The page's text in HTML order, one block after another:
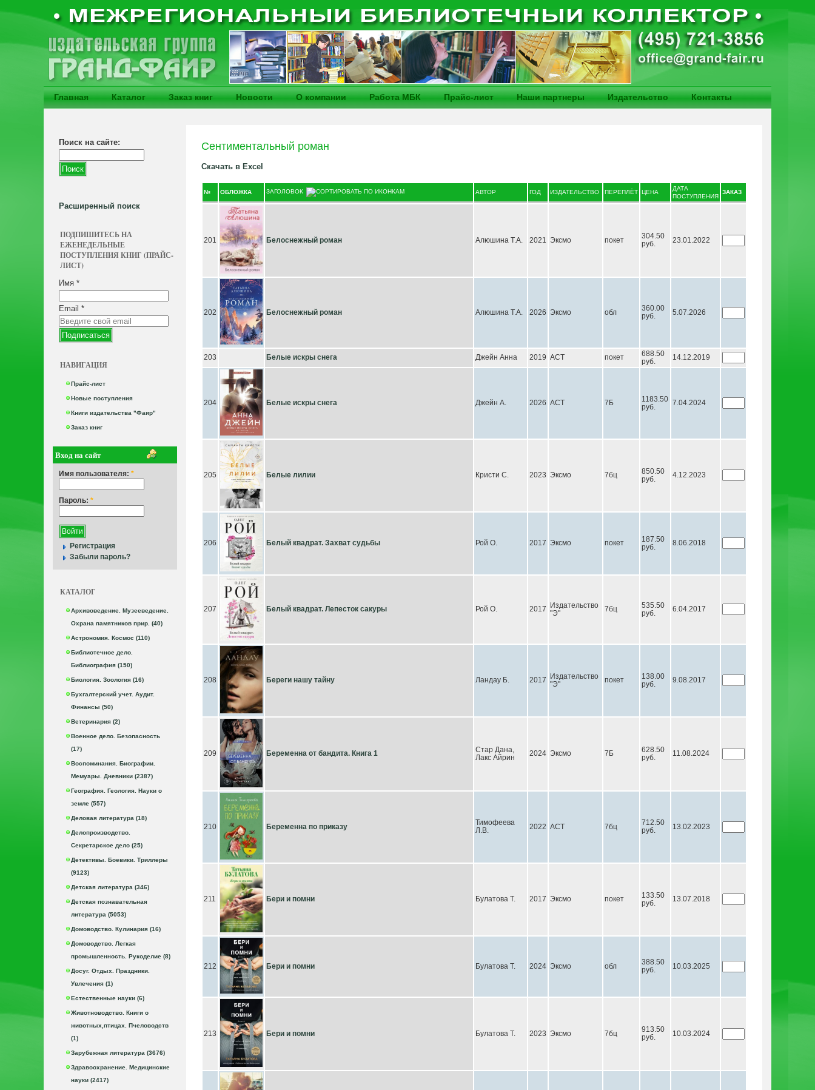
Главная Каталог Заказ книг Новости О компании Работа МБК Прайс-лист Наши партнеры Издательство Контакты
Поиск на сайте:
Расширенный поиск
ПОДПИШИТЕСЬ НА
ЕЖЕНЕДЕЛЬНЫЕ
ПОСТУПЛЕНИЯ КНИГ (ПРАЙС-
ЛИСТ)
Имя *
Email *
НАВИГАЦИЯ
Прайс-лист
Новые поступления
Книги издательства "Фаир"
Заказ книг
Вход на сайт
Имя пользователя: *
Пароль: *
Регистрация
Забыли пароль?
КАТАЛОГ
Архивоведение. Музееведение.
Охрана памятников прир. (40)
Астрономия. Космос (110)
Библиотечное дело.
Библиография (150)
Биология. Зоология (16)
Бухгалтерский учет. Аудит.
Финансы (50)
Ветеринария (2)
Военное дело. Безопасность
(17)
Воспоминания. Биографии.
Мемуары. Дневники (2387)
География. Геология. Науки о
земле (557)
Деловая литература (18)
Делопроизводство.
Секретарское дело (25)
Детективы. Боевики. Триллеры
(9123)
Детская литература (346)
Детская познавательная
литература (5053)
Домоводство. Кулинария (16)
Домоводство. Легкая
промышленность. Рукоделие (8)
Досуг. Отдых. Праздники.
Увлечения (1)
Естественные науки (6)
Животноводство. Книги о
животных,птицах. Пчеловодств
(1)
Зарубежная литература (3676)
Здравоохранение. Медицинские
науки (2417)
Сентиментальный роман
Скачать в Excel
№ ОБЛОЖКА ЗАГОЛОВОК АВТОР ГОД ИЗДАТЕЛЬСТВО ПЕРЕПЛЁТ ЦЕНА
ДАТА
ПОСТУПЛЕНИЯ
ЗАКАЗ
201 Белоснежный роман Алюшина Т.А. 2021 Эксмо покет
304.50
руб.
23.01.2022
202 Белоснежный роман Алюшина Т.А. 2026 Эксмо обл
360.00
руб.
5.07.2026
203 Белые искры снега Джейн Анна 2019 АСТ покет
688.50
руб.
14.12.2019
204 Белые искры снега Джейн А. 2026 АСТ 7Б
1183.50
руб.
7.04.2024
205 Белые лилии Кристи С. 2023 Эксмо 7бц
850.50
руб.
4.12.2023
206 Белый квадрат. Захват судьбы Рой О. 2017 Эксмо покет
187.50
руб.
8.06.2018
207 Белый квадрат. Лепесток сакуры Рой О. 2017
Издательство
"Э"
7бц
535.50
руб.
6.04.2017
208 Береги нашу тайну Ландау Б. 2017
Издательство
"Э"
покет
138.00
руб.
9.08.2017
209 Беременна от бандита. Книга 1
Стар Дана,
Лакс Айрин
2024 Эксмо 7Б
628.50
руб.
11.08.2024
210 Беременна по приказу
Тимофеева
Л.В.
2022 АСТ 7бц
712.50
руб.
13.02.2023
211 Бери и помни Булатова Т. 2017 Эксмо покет
133.50
руб.
13.07.2018
212 Бери и помни Булатова Т. 2024 Эксмо обл
388.50
руб.
10.03.2025
213 Бери и помни Булатова Т. 2023 Эксмо 7бц
913.50
руб.
10.03.2024